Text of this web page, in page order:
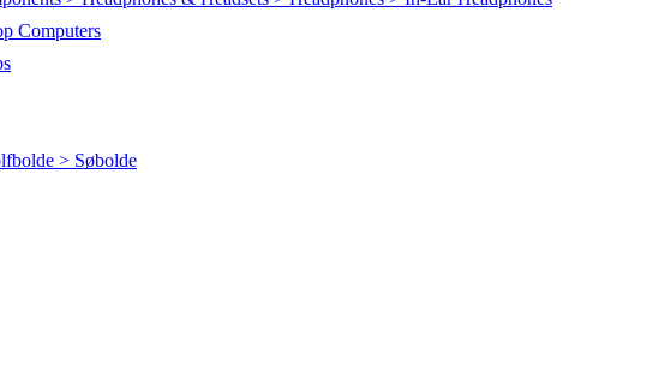
Computers
> Søbolde